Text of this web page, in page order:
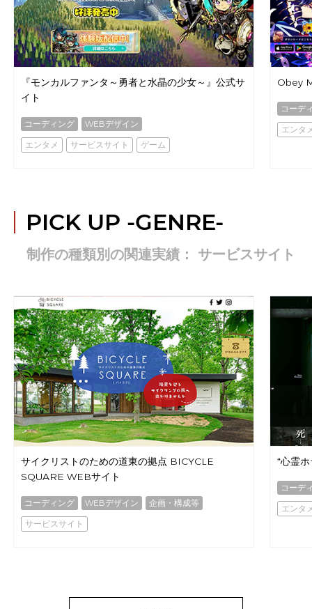
『モンカルファンタ～勇者と水晶の少女～』公式サ
イト
コーディング
WEBデザイン
エンタメ
サービスサイト ゲーム
Obey
コーデ
エンタ
PICK UP -GENRE-
制作の種類別の関連実績： サービスサイト
サイクリストのための道東の拠点 BICYCLE
SQUARE WEBサイト
コーディング WEBデザイン
企画・構成等
サービスサイト
“心霊
コーデ
エンタ